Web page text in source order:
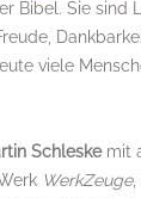
Bibel. Sie sind
viele
Schleskemit
WerkZeuge,